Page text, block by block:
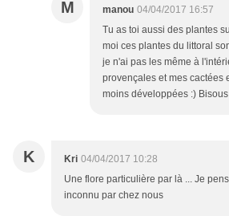
M manou 04/04/2017 16:57
Tu as toi aussi des plantes
moi ces plantes du littoral
je n'ai pas les même à
provençales et mes cactées
moins développées :)
K Kri 04/04/2017 10:28
Une flore particulière par là ... Je
inconnu par chez nous